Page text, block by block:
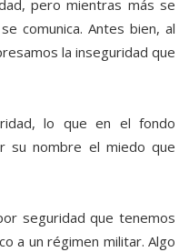
pero mientras más se
comunica. Antes bien, al
la inseguridad que
lo que en el fondo
su nombre el miedo que
seguridad que tenemos
a un régimen militar. Algo